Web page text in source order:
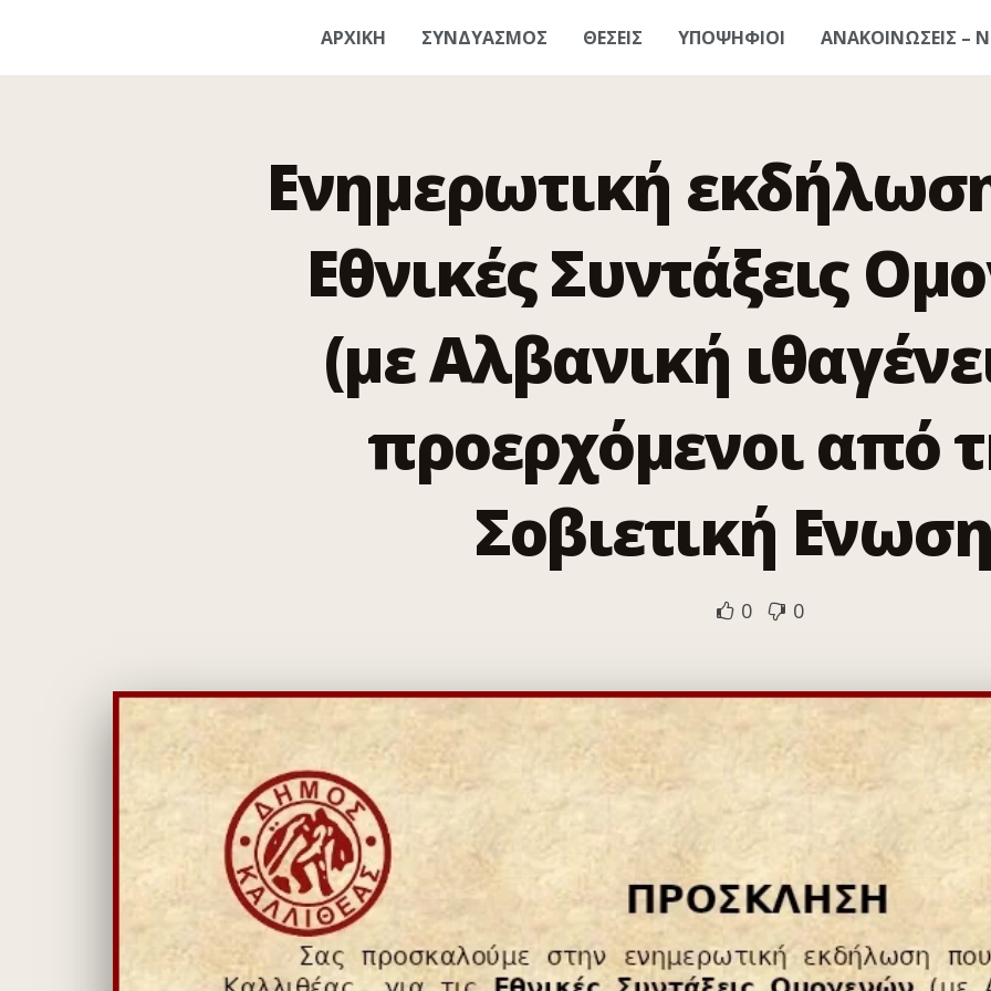
ΑΡΧΙΚΗ ΣΥΝΔΥΑΣΜΟΣ ΘΕΣΕΙΣ ΥΠΟΨΗΦΙΟΙ ΑΝΑΚΟΙΝΩΣΕΙΣ –
Ενημερωτική
Εθνικές Συντάξεις
(με Αλβανική
προερχόμενοι από
Σοβιετική
0 0